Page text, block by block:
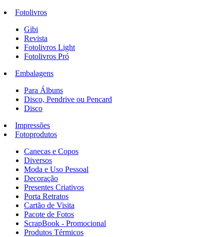
Fotolivros
Gibi
Revista
Fotolivros Light
Fotolivros Pró
Embalagens
Para Álbuns
Disco, Pendrive ou Pencard
Disco
Impressões
Fotoprodutos
Canecas e Copos
Diversos
Moda e Uso Pessoal
Decoração
Presentes Criativos
Porta Retratos
Cartão de Visita
Pacote de Fotos
ScrapBook - Promocional
Produtos Térmicos